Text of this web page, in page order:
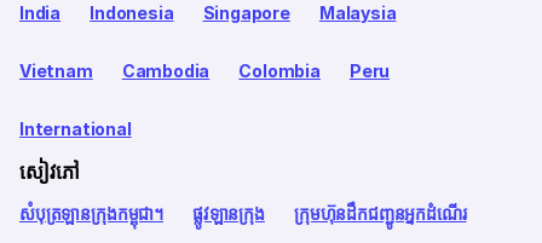
India Indonesia Singapore Malaysia
Vietnam Cambodia Colombia Peru
International
សៀវភៅ
សំបុត្រឡានក្រុងកម្ពុជា។ ផ្លូវឡានក្រុង ក្រុមហ៊ុនដឹកជញ្ជូនអ្នកដំណើរ